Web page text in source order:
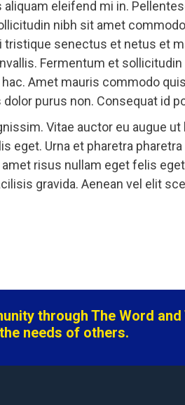
eleifend mi in.
nibh sit amet
tristique senectus et netus et
Fermentum et
Amet mauris commodo
purus non. Consequat id
Vitae auctor eu augue
eget. Urna et pharetra
risus nullam eget felis
gravida. Aenean vel elit
through The Word and
needs of others.